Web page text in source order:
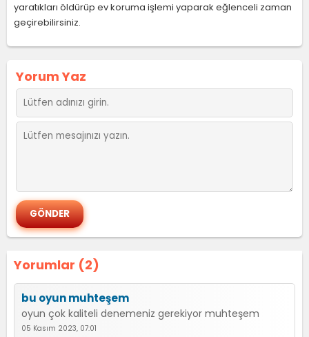
yaratıkları öldürüp ev koruma işlemi yaparak eğlenceli zaman
geçirebilirsiniz.
Yorumlar (2)
bu oyun muhteşem
oyun çok kaliteli denemeniz gerekiyor muhteşem
05 Kasım 2023, 07:01
Yorum Yaz